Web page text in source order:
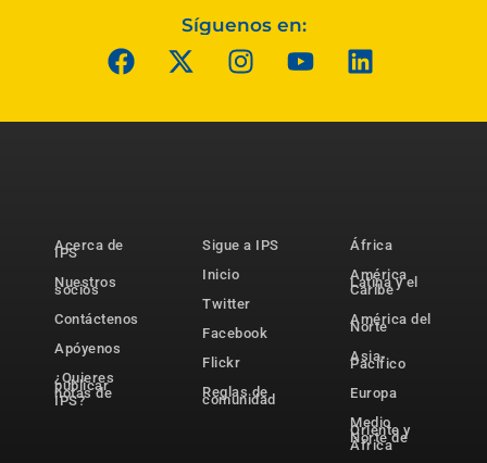
Síguenos en:
Acerca de
IPS
Nuestros
socios
Contáctenos
Apóyenos
¿Quieres
publicar
notas de
IPS?
Sigue a IPS
Inicio
Twitter
Facebook
Flickr
Reglas de
comunidad
África
América
Latina y el
Caribe
América del
Norte
Asia-
Pacífico
Europa
Medio
Oriente y
Norte de
África